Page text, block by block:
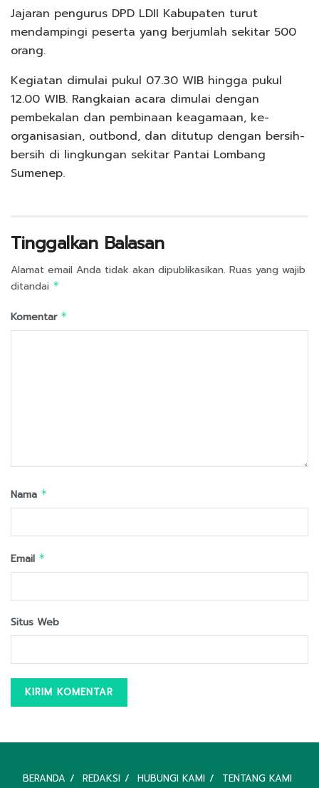
Jajaran pengurus DPD LDII Kabupaten turut
mendampingi peserta yang berjumlah sekitar 500
orang.
Kegiatan dimulai pukul 07.30 WIB hingga pukul
12.00 WIB. Rangkaian acara dimulai dengan
pembekalan dan pembinaan keagamaan, ke-
organisasian, outbond, dan ditutup dengan bersih-
bersih di lingkungan sekitar Pantai Lombang
Sumenep.
Tinggalkan Balasan
Alamat email Anda tidak akan dipublikasikan. Ruas yang wajib
ditandai *
Komentar *
Nama *
Email *
Situs Web
BERANDA REDAKSI HUBUNGI KAMI TENTANG KAMI